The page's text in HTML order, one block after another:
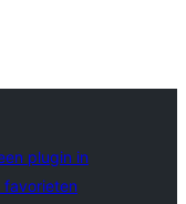
plugin in
favorieten